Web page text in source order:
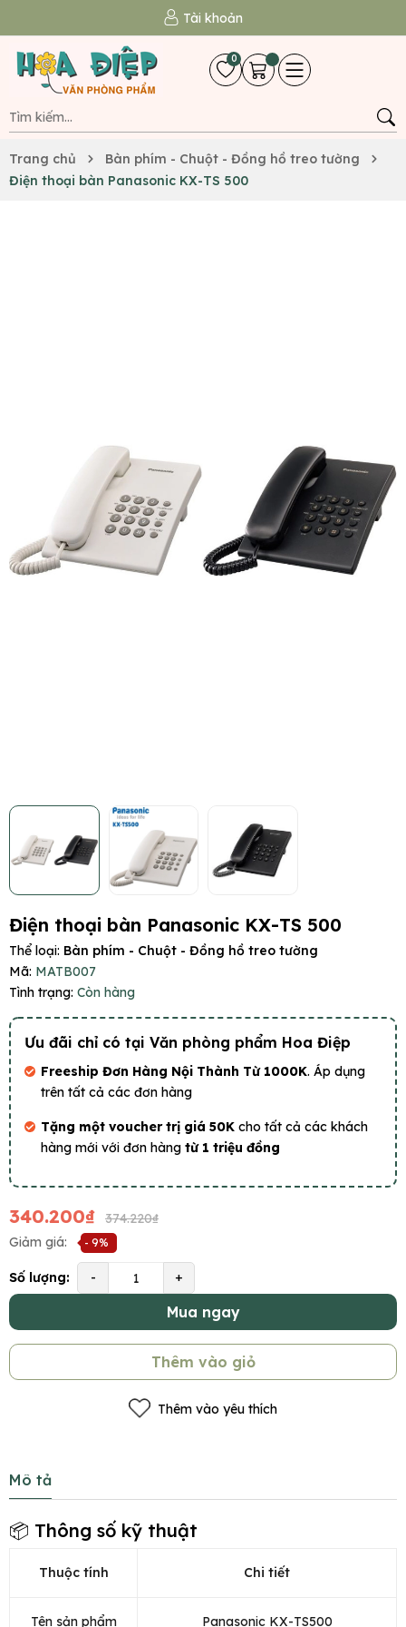
Tài khoản
0
Trang chủ
Bàn phím - Chuột - Đồng hồ treo tường
Điện thoại bàn Panasonic KX-TS 500
Điện thoại bàn Panasonic KX-TS 500
Thể loại: Bàn phím - Chuột - Đồng hồ treo tường
Mã: MATB007
Tình trạng: Còn hàng
Ưu đãi chỉ có tại Văn phòng phẩm Hoa Điệp
Freeship Đơn Hàng Nội Thành Từ 1000K. Áp dụng
trên tất cả các đơn hàng
Tặng một voucher trị giá 50K cho tất cả các khách
hàng mới với đơn hàng từ 1 triệu đồng
340.200₫
374.220₫
Giảm giá:
- 9%
Số lượng: - +
Mua ngay
Thêm vào giỏ
Thêm vào yêu thích
Mô tả
📦 Thông số kỹ thuật
Thuộc tính Chi tiết
Tên sản phẩm Panasonic KX-TS500